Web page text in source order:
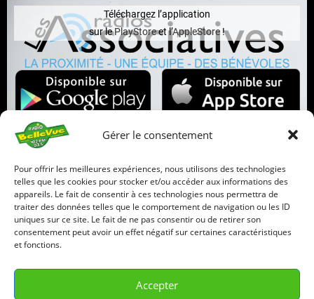
Gérer le consentement
Pour offrir les meilleures expériences, nous utilisons des technologies
telles que les cookies pour stocker et/ou accéder aux informations des
appareils. Le fait de consentir à ces technologies nous permettra de
traiter des données telles que le comportement de navigation ou les ID
uniques sur ce site. Le fait de ne pas consentir ou de retirer son
consentement peut avoir un effet négatif sur certaines caractéristiques
et fonctions.
Accepter
Téléchargez l’application
sur lePlayStoreet l’AppleStore !
Infos légales
Mentions Légales
Déclaration de confidentialité
Politique de cookies